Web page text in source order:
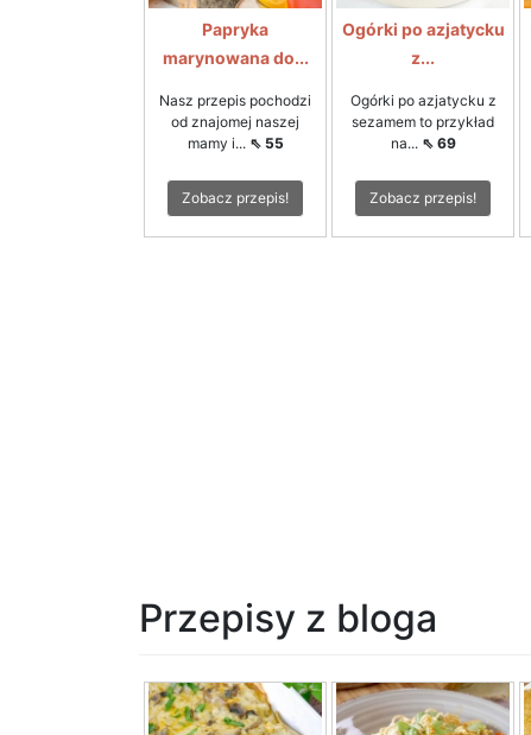
Papryka
marynowana do...
Nasz przepis pochodzi
od znajomej naszej
mamy i... ⇖ 55
Zobacz przepis!
Ogórki po azjatycku
z...
Ogórki po azjatycku z
sezamem to przykład
na... ⇖ 69
Zobacz przepis!
Przepisy z bloga